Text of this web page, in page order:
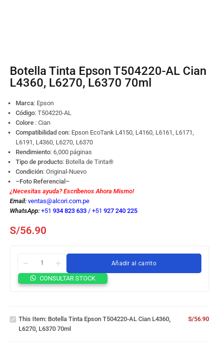
Botella Tinta Epson T504220-AL Cian
L4360, L6270, L6370 70ml
Marca: Epson
Código: T504220-AL
Colore : Cian
Compatibilidad con: Epson EcoTank L4150, L4160, L6161, L6171,
L6191, L4360, L6270, L6370
Rendimiento: 6,000 páginas
Tipo de producto: Botella de Tinta®
Condición: Original-Nuevo
–Foto Referencial–
¿Necesitas ayuda? Escríbenos Ahora Mismo!
Email: ventas@alcori.com.pe
WhatsApp: +51 934 823 633 / +51 927 240 225
S/56.90
Añadir al carrito
CONSULTAR STOCK
Botella
Tinta
L4360,
L6370
This Item: Botella Tinta Epson T504220-AL Cian L4360,
L6270, L6370 70ml
S/56.90
Tinta
Epson